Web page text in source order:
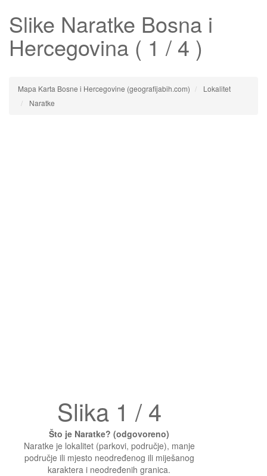
Slike Naratke Bosna i
Hercegovina ( 1 / 4 )
Mapa Karta Bosne i Hercegovine (geografijabih.com)
Lokalitet
Naratke
Slika 1 / 4
Što je Naratke? (odgovoreno)
Naratke je lokalitet (parkovi, područje), manje
područje ili mjesto neodređenog ili miješanog
karaktera i neodređenih granica.